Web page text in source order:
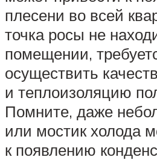
плесени во всей
точка росы не
помещении,
осуществить
и теплоизоляцию
Помните, даже
или мостик холода
к появлению